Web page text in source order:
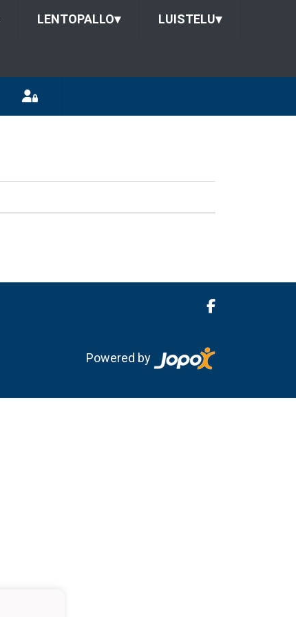
LENTOPALLO▾ LUISTELU▾
Powered by